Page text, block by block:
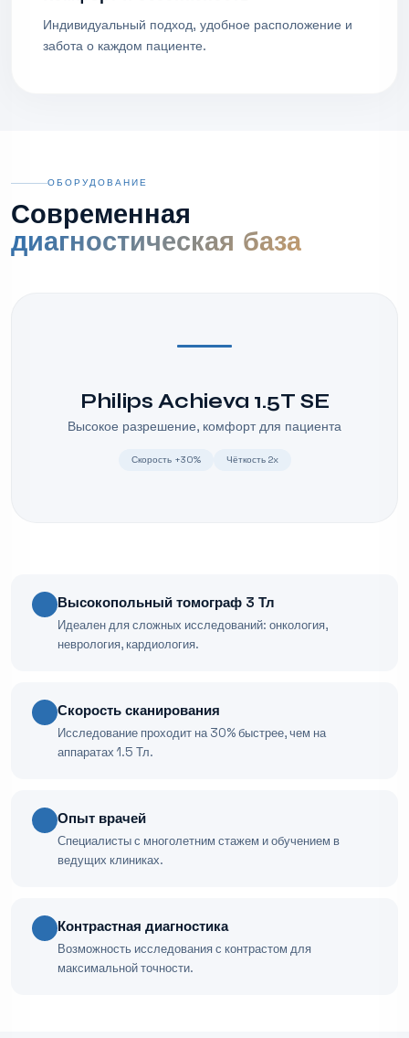
Индивидуальный подход, удобное расположение и
забота о каждом пациенте.
ОБОРУДОВАНИЕ
Современная
диагностическая база
Philips Achieva 1.5T SE
Высокое разрешение, комфорт для пациента
Скорость +30% Чёткость 2x
Высокопольный томограф 3 Тл
Идеален для сложных исследований: онкология,
неврология, кардиология.
Скорость сканирования
Исследование проходит на 30% быстрее, чем на
аппаратах 1.5 Тл.
Опыт врачей
Специалисты с многолетним стажем и обучением в
ведущих клиниках.
Контрастная диагностика
Возможность исследования с контрастом для
максимальной точности.